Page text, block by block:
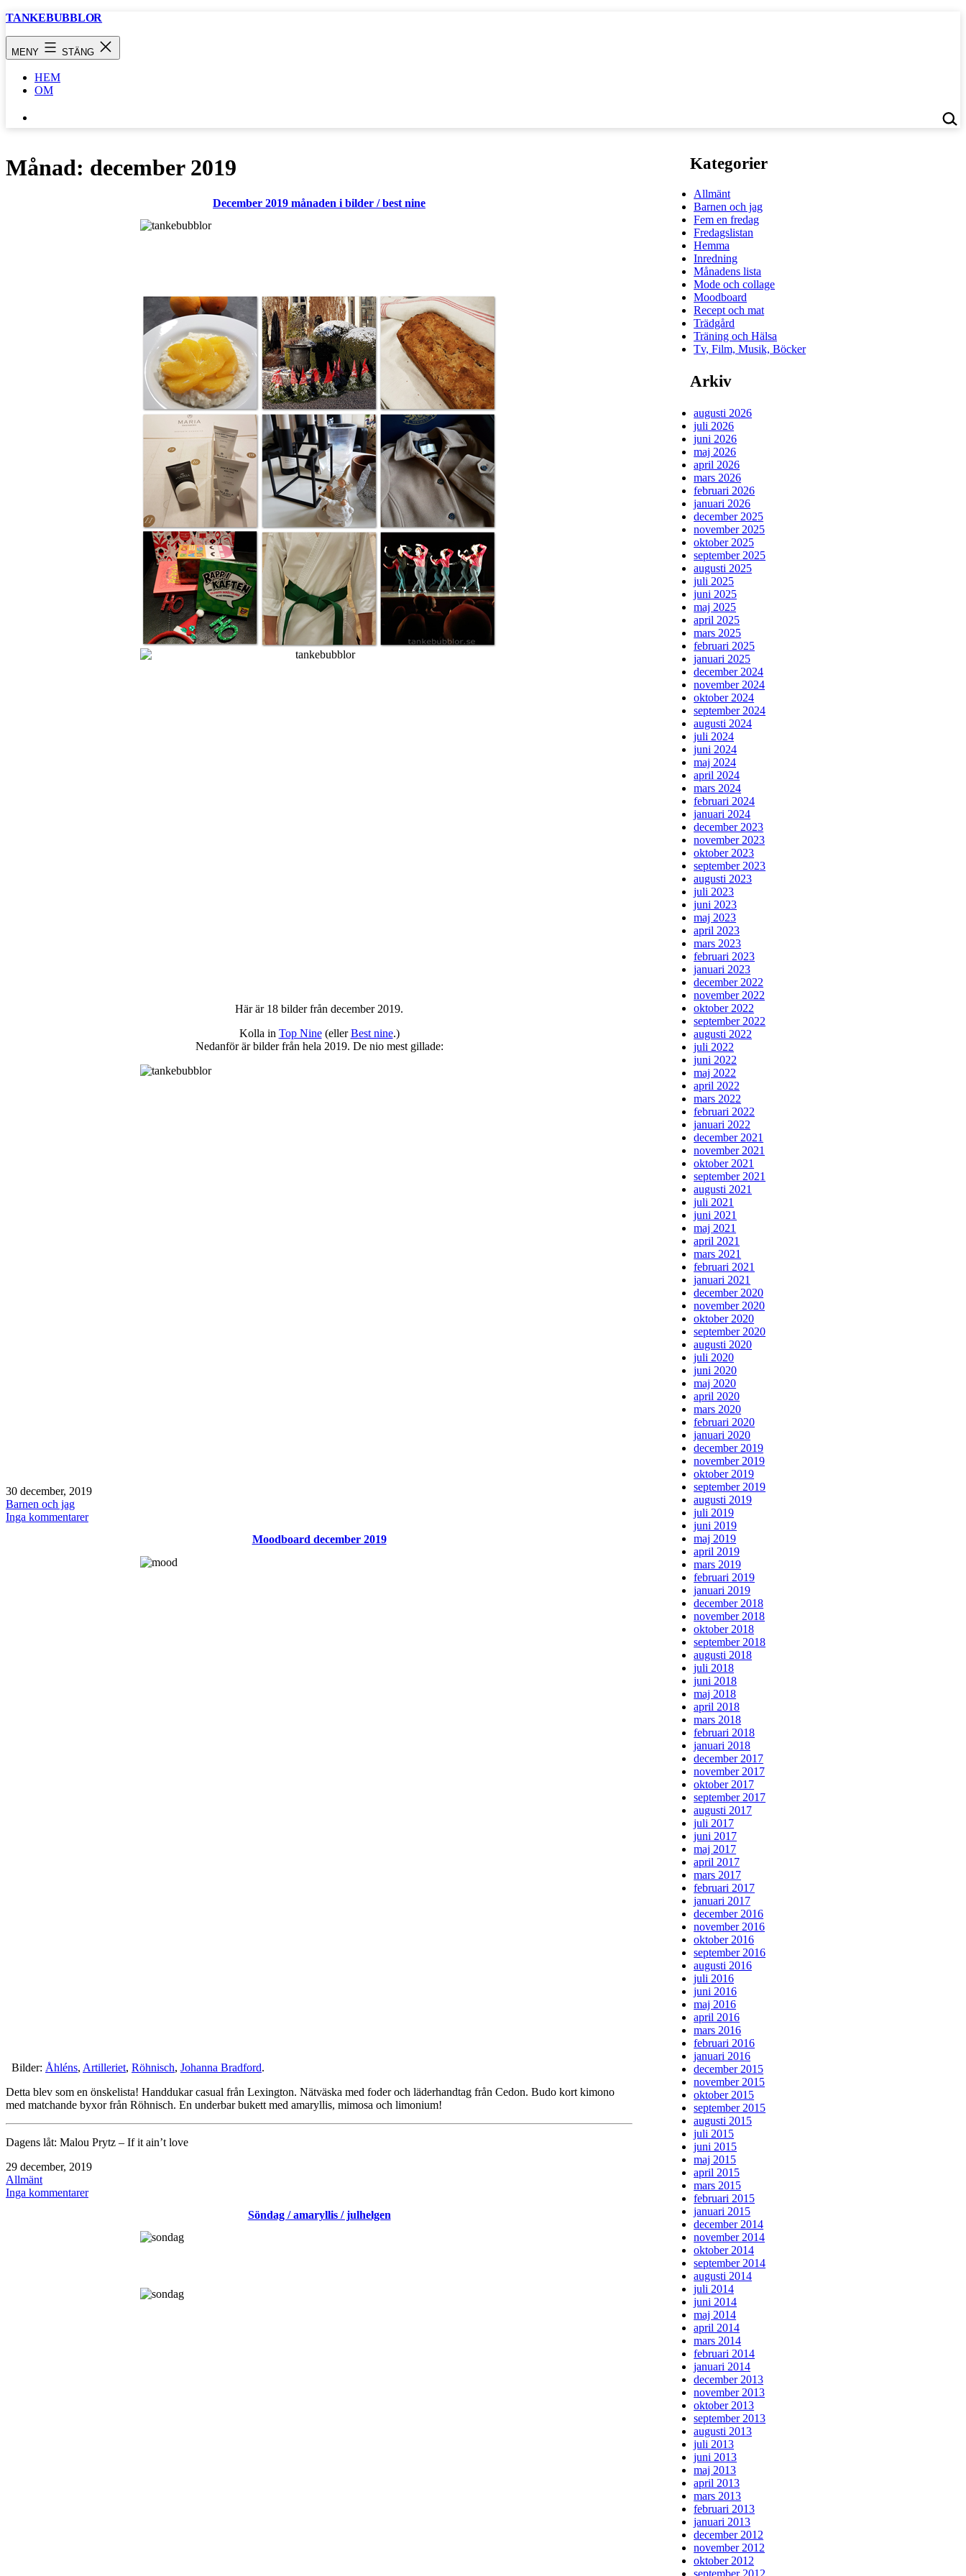
Hoppa
TANKEBUBBLOR
MENY STÄNG
HEM
OM
…
Månad: december 2019
December 2019 månaden i bilder / best nine
Här är 18 bilder från december 2019.
Kolla in Top Nine(ellerBest nine.)
Nedanför är bilder från hela 2019. De nio mest gillade:
Publicerat
den
30 december, 2019
Kategoriserat
som
Barnen och jag
Inga kommentarertill
Moodboard december 2019
Bilder: Åhléns, Artilleriet, Röhnisch, Johanna Bradford.
Detta blev som en önskelista! Handdukar casual från Lexington. Nätväska med foder och läderhandtag från Cedon. Budo kort kimono
med matchande byxor från Röhnisch. En underbar bukett med amaryllis, mimosa och limonium!
Dagens låt: Malou Prytz – If it ain’t love
Publicerat
den
29 december, 2019
Kategoriserat
som
Allmänt
Inga kommentarertill
Söndag / amaryllis / julhelgen
Kategorier
Allmänt
Barnen och jag
Fem en fredag
Fredagslistan
Hemma
Inredning
Månadens lista
Mode och collage
Moodboard
Recept och mat
Trädgård
Träning och Hälsa
Tv, Film, Musik, Böcker
Arkiv
augusti 2026
juli 2026
juni 2026
maj 2026
april 2026
mars 2026
februari 2026
januari 2026
december 2025
november 2025
oktober 2025
september 2025
augusti 2025
juli 2025
juni 2025
maj 2025
april 2025
mars 2025
februari 2025
januari 2025
december 2024
november 2024
oktober 2024
september 2024
augusti 2024
juli 2024
juni 2024
maj 2024
april 2024
mars 2024
februari 2024
januari 2024
december 2023
november 2023
oktober 2023
september 2023
augusti 2023
juli 2023
juni 2023
maj 2023
april 2023
mars 2023
februari 2023
januari 2023
december 2022
november 2022
oktober 2022
september 2022
augusti 2022
juli 2022
juni 2022
maj 2022
april 2022
mars 2022
februari 2022
januari 2022
december 2021
november 2021
oktober 2021
september 2021
augusti 2021
juli 2021
juni 2021
maj 2021
april 2021
mars 2021
februari 2021
januari 2021
december 2020
november 2020
oktober 2020
september 2020
augusti 2020
juli 2020
juni 2020
maj 2020
april 2020
mars 2020
februari 2020
januari 2020
december 2019
november 2019
oktober 2019
september 2019
augusti 2019
juli 2019
juni 2019
maj 2019
april 2019
mars 2019
februari 2019
januari 2019
december 2018
november 2018
oktober 2018
september 2018
augusti 2018
juli 2018
juni 2018
maj 2018
april 2018
mars 2018
februari 2018
januari 2018
december 2017
november 2017
oktober 2017
september 2017
augusti 2017
juli 2017
juni 2017
maj 2017
april 2017
mars 2017
februari 2017
januari 2017
december 2016
november 2016
oktober 2016
september 2016
augusti 2016
juli 2016
juni 2016
maj 2016
april 2016
mars 2016
februari 2016
januari 2016
december 2015
november 2015
oktober 2015
september 2015
augusti 2015
juli 2015
juni 2015
maj 2015
april 2015
mars 2015
februari 2015
januari 2015
december 2014
november 2014
oktober 2014
september 2014
augusti 2014
juli 2014
juni 2014
maj 2014
april 2014
mars 2014
februari 2014
januari 2014
december 2013
november 2013
oktober 2013
september 2013
augusti 2013
juli 2013
juni 2013
maj 2013
april 2013
mars 2013
februari 2013
januari 2013
december 2012
november 2012
oktober 2012
september 2012